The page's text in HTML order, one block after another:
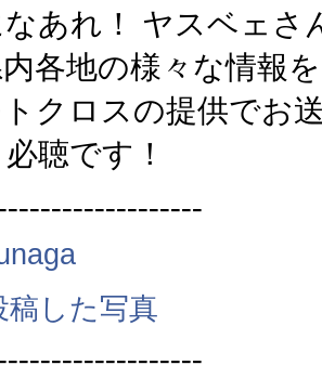
なあれ！ ヤスベェ
各地の様々な情報
クロスの提供でお
聴です！
稿した写真